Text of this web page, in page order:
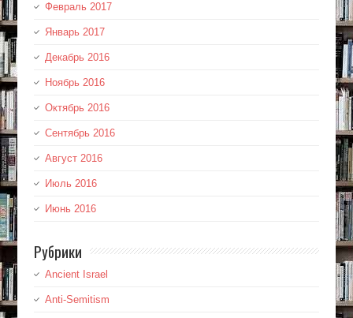
Февраль 2017
Январь 2017
Декабрь 2016
Ноябрь 2016
Октябрь 2016
Сентябрь 2016
Август 2016
Июль 2016
Июнь 2016
Рубрики
Ancient Israel
Anti-Semitism